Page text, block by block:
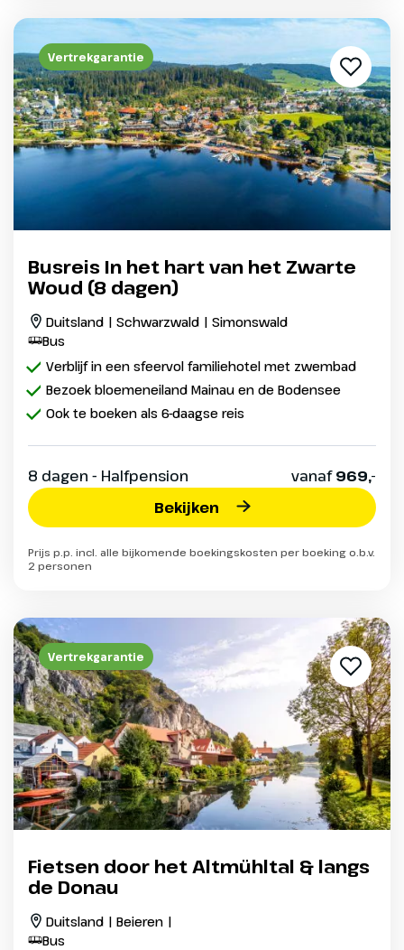
Vertrekgarantie
Busreis In het hart van het Zwarte
Woud (8 dagen)
Duitsland | Schwarzwald | Simonswald
Bus
Verblijf in een sfeervol familiehotel met zwembad
Bezoek bloemeneiland Mainau en de Bodensee
Ook te boeken als 6-daagse reis
8 dagen - Halfpension vanaf969,-
Bekijken
Prijs p.p. incl. alle bijkomende boekingskosten per boeking o.b.v.
2 personen
Vertrekgarantie
Fietsen door het Altmühltal & langs
de Donau
Duitsland | Beieren |
Bus